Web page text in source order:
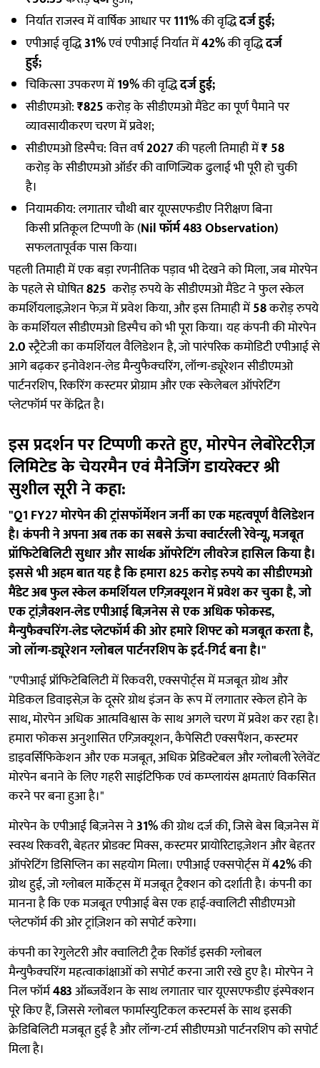
निर्यात राजस्व में वार्षिक आधार पर111%की वृद्धिदर्ज हुई;
एपीआई वृद्धि31%एवं एपीआई निर्यात में42%की वृद्धिदर्ज
हुई;
चिकित्सा उपकरण में19%की वृद्धिदर्ज हुई;
सीडीएमओ:₹825करोड़ के सीडीएमओ मैंडेट का पूर्ण पैमाने पर
व्यावसायीकरण चरण में प्रवेश;
सीडीएमओ डिस्पैच: वित्त वर्ष2027की पहली तिमाही में₹ 58
करोड़ के सीडीएमओ ऑर्डर की वाणिज्यिक ढुलाई भी पूरी हो चुकी
है।
नियामकीय: लगातार चौथी बार यूएसएफडीए निरीक्षण बिना
किसी प्रतिकूल टिप्पणी के (Nil फॉर्म 483 Observation)
सफलतापूर्वक पास किया।
पहली तिमाही में एक बड़ा रणनीतिक पड़ाव भी देखने को मिला, जब मोरपेन
के पहले से घोषित825 करोड़ रुपये के सीडीएमओ मैंडेट ने फुल स्केल
कमर्शियलाइज़ेशन फेज़ में प्रवेश किया, और इस तिमाही में58करोड़ रुपये
के कमर्शियल सीडीएमओ डिस्पैच को भी पूरा किया। यह कंपनी की मोरपेन
2.0स्ट्रैटेजी का कमर्शियल वैलिडेशन है, जो पारंपरिक कमोडिटी एपीआई से
आगे बढ़कर इनोवेशन-लेड मैन्युफैक्चरिंग, लॉन्ग-ड्यूरेशन सीडीएमओ
पार्टनरशिप, रिकरिंग कस्टमर प्रोग्राम और एक स्केलेबल ऑपरेटिंग
प्लेटफॉर्म पर केंद्रित है।
इस प्रदर्शन पर टिप्पणी करते हुए, मोरपेन लेबोरेटरीज़
लिमिटेड के चेयरमैन एवं मैनेजिंग डायरेक्टर श्री
सुशील सूरी ने कहा:
"Q1 FY27 मोरपेन की ट्रांसफॉर्मेशन जर्नी का एक महत्वपूर्ण वैलिडेशन
है। कंपनी ने अपना अब तक का सबसे ऊंचा क्वार्टरली रेवेन्यू, मजबूत
प्रॉफिटेबिलिटी सुधार और सार्थक ऑपरेटिंग लीवरेज हासिल किया है।
इससे भी अहम बात यह है कि हमारा 825 करोड़ रुपये का सीडीएमओ
मैंडेट अब फुल स्केल कमर्शियल एग्ज़िक्यूशन में प्रवेश कर चुका है, जो
एक ट्रांज़ैक्शन-लेड एपीआई बिज़नेस से एक अधिक फोकस्ड,
मैन्युफैक्चरिंग-लेड प्लेटफॉर्म की ओर हमारे शिफ्ट को मजबूत करता है,
जो लॉन्ग-ड्यूरेशन ग्लोबल पार्टनरशिप के इर्द-गिर्द बना है।"
"एपीआई प्रॉफिटेबिलिटी में रिकवरी, एक्सपोर्ट्स में मजबूत ग्रोथ और
मेडिकल डिवाइसेज़ के दूसरे ग्रोथ इंजन के रूप में लगातार स्केल होने के
साथ, मोरपेन अधिक आत्मविश्वास के साथ अगले चरण में प्रवेश कर रहा है।
हमारा फोकस अनुशासित एग्ज़िक्यूशन, कैपेसिटी एक्सपैंशन, कस्टमर
डाइवर्सिफिकेशन और एक मजबूत, अधिक प्रेडिक्टेबल और ग्लोबली रेलेवेंट
मोरपेन बनाने के लिए गहरी साइंटिफिक एवं कम्प्लायंस क्षमताएं विकसित
करने पर बना हुआ है।"
मोरपेन के एपीआई बिज़नेस ने31%की ग्रोथ दर्ज की, जिसे बेस बिज़नेस में
स्वस्थ रिकवरी, बेहतर प्रोडक्ट मिक्स, कस्टमर प्रायोरिटाइज़ेशन और बेहतर
ऑपरेटिंग डिसिप्लिन का सहयोग मिला। एपीआई एक्सपोर्ट्स में42%की
ग्रोथ हुई, जो ग्लोबल मार्केट्स में मजबूत ट्रैक्शन को दर्शाती है। कंपनी का
मानना है कि एक मजबूत एपीआई बेस एक हाई-क्वालिटी सीडीएमओ
प्लेटफॉर्म की ओर ट्रांज़िशन को सपोर्ट करेगा।
कंपनी का रेगुलेटरी और क्वालिटी ट्रैक रिकॉर्ड इसकी ग्लोबल
मैन्युफैक्चरिंग महत्वाकांक्षाओं को सपोर्ट करना जारी रखे हुए है। मोरपेन ने
निल फॉर्म483ऑब्ज़र्वेशन के साथ लगातार चार यूएसएफडीए इंस्पेक्शन
पूरे किए हैं, जिससे ग्लोबल फार्मास्युटिकल कस्टमर्स के साथ इसकी
क्रेडिबिलिटी मजबूत हुई है और लॉन्ग-टर्म सीडीएमओ पार्टनरशिप को सपोर्ट
मिला है।